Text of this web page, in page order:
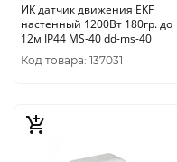
ИК датчик движения EKF
настенный 1200Вт 180гр. до
12м IP44 MS-40 dd-ms-40
Код товара: 137031